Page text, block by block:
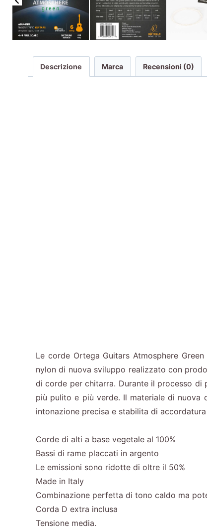
Descrizione Marca Recensioni (0)
Le corde Ortega Guitars Atmosphere
nylon di nuova sviluppo realizzato con
di corde per chitarra. Durante il processo
più pulito e più verde. Il materiale di nuova
intonazione precisa e stabilita di
Corde di alti a base vegetale al 100%
Bassi di rame placcati in argento
Le emissioni sono ridotte di oltre il 50%
Made in Italy
Combinazione perfetta di tono caldo ma
Corda D extra inclusa
Tensione media.